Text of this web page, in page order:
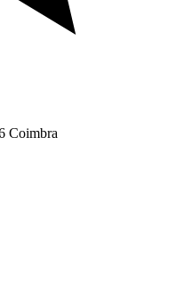
Coimbra